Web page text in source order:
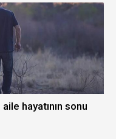
hayatının sonu